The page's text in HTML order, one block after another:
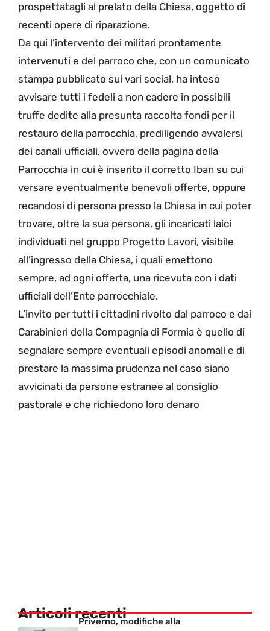
prospettatagli al prelato della Chiesa, oggetto di
recenti opere di riparazione.
Da qui l’intervento dei militari prontamente
intervenuti e del parroco che, con un comunicato
stampa pubblicato sui vari social, ha inteso
avvisare tutti i fedeli a non cadere in possibili
truffe dedite alla presunta raccolta fondi per il
restauro della parrocchia, prediligendo avvalersi
dei canali ufficiali, ovvero della pagina della
Parrocchia in cui è inserito il corretto Iban su cui
versare eventualmente benevoli offerte, oppure
recandosi di persona presso la Chiesa in cui poter
trovare, oltre la sua persona, gli incaricati laici
individuati nel gruppo Progetto Lavori, visibile
all’ingresso della Chiesa, i quali emettono
sempre, ad ogni offerta, una ricevuta con i dati
ufficiali dell’Ente parrocchiale.
L’invito per tutti i cittadini rivolto dal parroco e dai
Carabinieri della Compagnia di Formia è quello di
segnalare sempre eventuali episodi anomali e di
prestare la massima prudenza nel caso siano
avvicinati da persone estranee al consiglio
pastorale e che richiedono loro denaro
Articoli recentiPriverno, modifiche alla